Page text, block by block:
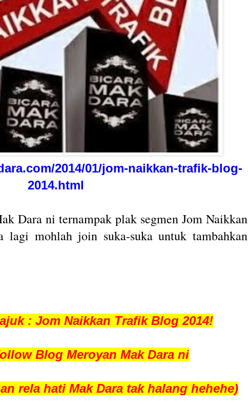
2014/01/jom-naikkan-trafik-blog-
2014.html
Dara ni ternampak plak segmen Jom Naikkan
mohlah join suka-suka untuk tambahkan
: Jom Naikkan Trafik Blog 2014!
Blog Meroyan Mak Dara ni
rela hati Mak Dara tak halang hehehe)